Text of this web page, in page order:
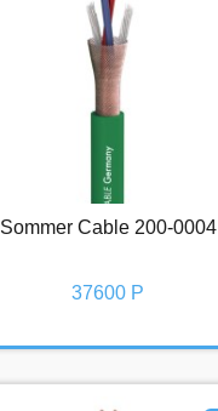
Sommer Cable 200-0004
37600 Р